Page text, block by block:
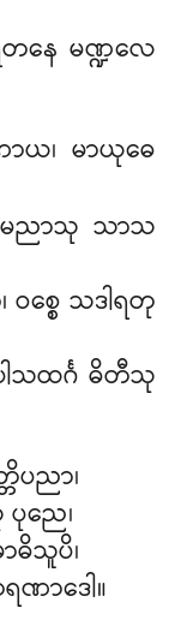
တနေ မဏ္ဍလေ
၊ မာယုဓေ
မညာသု သာသ
စ္စေ သဒါရတု
ေါသထင်္ဂ ဓိတီသု
ပညာ၊
ညေ၊
ဓိသူပိ၊
ာဒေါ။